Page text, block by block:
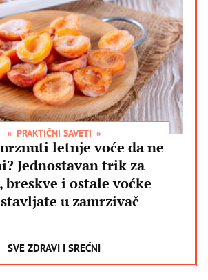
PRAKTIČNI SAVETI
letnje voće da ne
Jednostavan trik za
breskve i ostale voćke
u zamrzivač
SVE ZDRAVI I SREĆNI